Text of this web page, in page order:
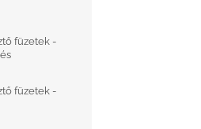
füzetek -
füzetek -